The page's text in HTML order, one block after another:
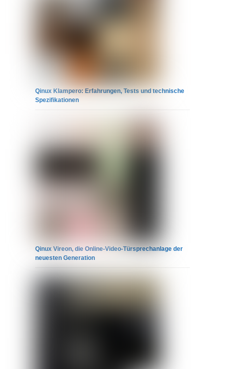
Qinux Klampero: Erfahrungen, Tests und technische
Spezifikationen
Qinux Vireon, die Online-Video-Türsprechanlage der
neuesten Generation